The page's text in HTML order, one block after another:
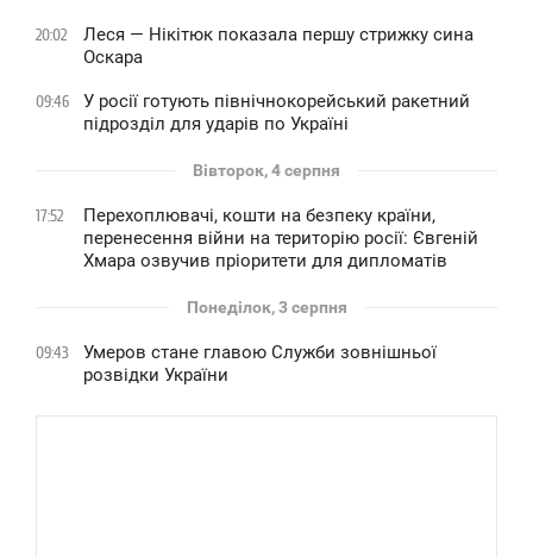
20:02
Леся — Нікітюк показала першу стрижку сина
Оскара
09:46
У росії готують північнокорейський ракетний
підрозділ для ударів по Україні
Вівторок, 4 серпня
17:52
Перехоплювачі, кошти на безпеку країни,
перенесення війни на територію росії: Євгеній
Хмара озвучив пріоритети для дипломатів
Понеділок, 3 серпня
09:43
Умеров стане главою Служби зовнішньої
розвідки України